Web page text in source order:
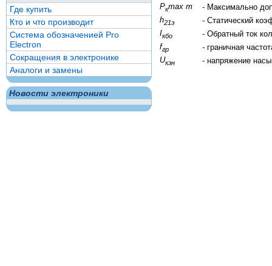
Где купить
Кто и что производит
Система обозначенией Pro
Electron
Сокращения в электронике
Аналоги и замены
Новости электроники
Pкmax т
- Максимально
h21э
- Статический
Iкбо
- Обратный ток
fгр
- граничная
Uкэн - напряжение